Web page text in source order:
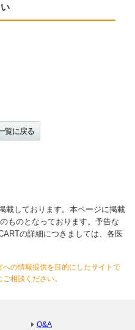
覧に戻る
載しております。本ページに掲載
ものとなっております。予告な
の詳細につきましては、各医
の情報提供を目的にしたサイトで
相談ください。
Q&A